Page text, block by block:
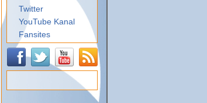
Twitter
YouTube Kanal
Fansites